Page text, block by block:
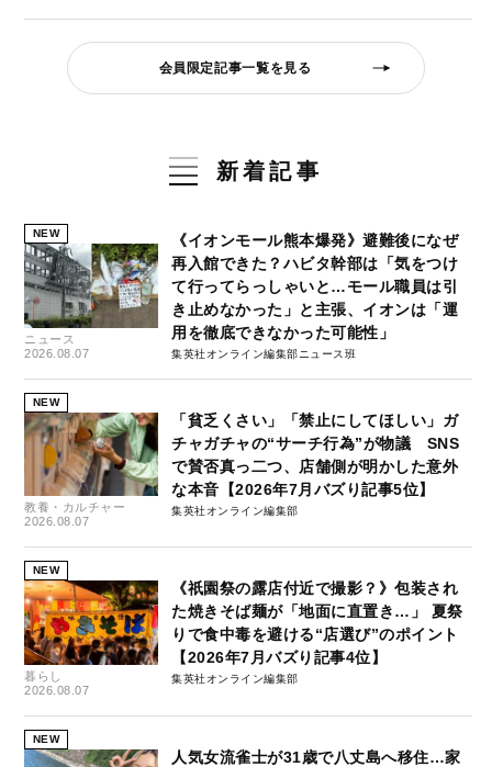
会員限定記事一覧を見る
新着記事
NEW
ニュース
2026.08.07
《イオンモール熊本爆発》避難後になぜ
再入館できた？ハビタ幹部は「気をつけ
て行ってらっしゃいと…モール職員は引
き止めなかった」と主張、イオンは「運
用を徹底できなかった可能性」
集英社オンライン編集部ニュース班
NEW
教養・カルチャー
2026.08.07
「貧乏くさい」「禁止にしてほしい」ガ
チャガチャの“サーチ行為”が物議 SNS
で賛否真っ二つ、店舗側が明かした意外
な本音【2026年7月バズり記事5位】
集英社オンライン編集部
NEW
暮らし
2026.08.07
《祇園祭の露店付近で撮影？》包装され
た焼きそば麺が「地面に直置き…」 夏祭
りで食中毒を避ける“店選び”のポイント
【2026年7月バズり記事4位】
集英社オンライン編集部
NEW
人気女流雀士が31歳で八丈島へ移住…家